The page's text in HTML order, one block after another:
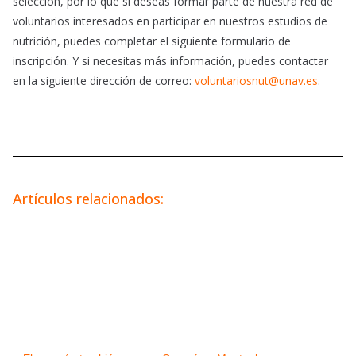
voluntarios interesados en participar en nuestros estudios de
nutrición, puedes completar el siguiente formulario de
inscripción. Y si necesitas más información, puedes contactar
en la siguiente dirección de correo: voluntariosnut@unav.es.
Artículos relacionados: